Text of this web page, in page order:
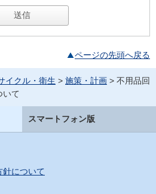
ページの先頭へ戻る
イクル・衛生 > 施策・計画 > 不用品回
いて
スマートフォン版
針について